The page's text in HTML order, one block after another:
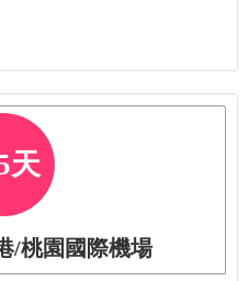
天
/桃園國際機場